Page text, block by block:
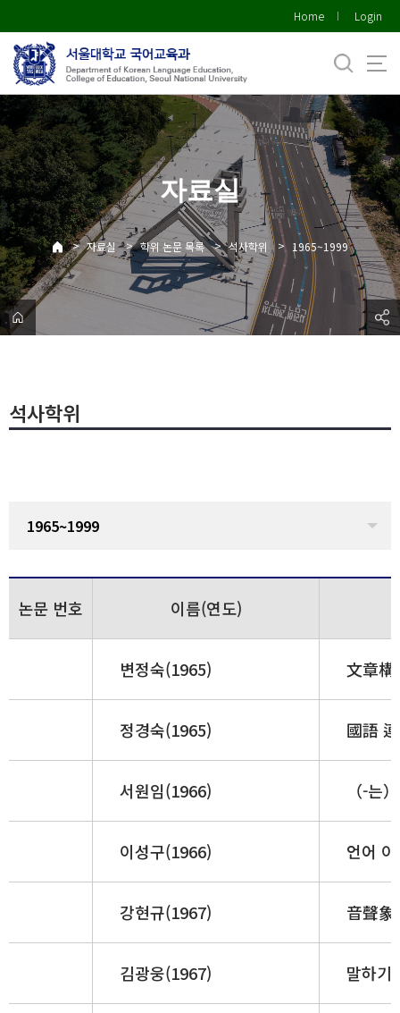
로
메
뉴
Home Login
자료실
> 자료실 > 학위 논문 목록 > 석사학위 > 1965~1999
석사학위
1965~1999
논문 번호 이름(연도)
변정숙(1965) 文章構
정경숙(1965) 國語
서원임(1966) （-는
이성구(1966) 언어
강현규(1967) 音聲象
김광웅(1967) 말하기